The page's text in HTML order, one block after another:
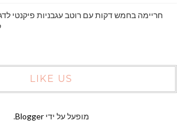
חריימה בחמש דקות עם רוטב עגבניות פיקנטי
LIKE US
מופעל על ידי Blogger
.